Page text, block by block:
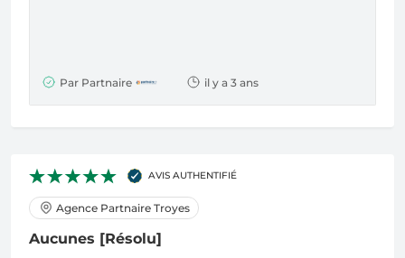
Par Partnaire il y a 3 ans
AVIS AUTHENTIFIÉ
Agence Partnaire Troyes
Aucunes [Résolu]